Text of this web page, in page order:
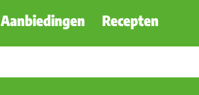
Aanbiedingen Recepten